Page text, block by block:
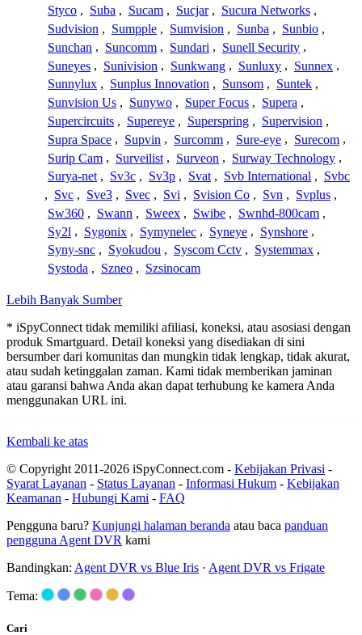
Styco , Suba , Sucam , Sucjar , Sucura Networks ,
Sudvision , Sumpple , Sumvision , Sunba , Sunbio ,
Sunchan , Suncomm , Sundari , Sunell Security ,
Suneyes , Sunivision , Sunkwang , Sunluxy , Sunnex ,
Sunnylux , Sunplus Innovation , Sunsom , Suntek ,
Sunvision Us , Sunywo , Super Focus , Supera ,
Supercircuits , Supereye , Superspring , Supervision ,
Supra Space , Supvin , Surcomm , Sure-eye , Surecom ,
Surip Cam , Surveilist , Surveon , Surway Technology ,
Surya-net , Sv3c , Sv3p , Svat , Svb International , Svbc
, Svc , Sve3 , Svec , Svi , Svision Co , Svn , Svplus ,
Sw360 , Swann , Sweex , Swibe , Swnhd-800cam ,
Sy2l , Sygonix , Symynelec , Syneye , Synshore ,
Syny-snc , Syokudou , Syscom Cctv , Systemmax ,
Systoda , Szneo , Szsinocam
Lebih Banyak Sumber
* iSpyConnect tidak memiliki afiliasi, koneksi, atau asosiasi dengan
produk Smartguard. Detail koneksi yang disediakan di sini
bersumber dari komunitas dan mungkin tidak lengkap, tidak akurat,
atau sudah ketinggalan zaman. Kami tidak memberikan jaminan
atau garansi bahwa Anda akan dapat terhubung ke kamera Anda
menggunakan URL ini.
Kembali ke atas
© Copyright 2011-2026 iSpyConnect.com - Kebijakan Privasi -
Syarat Layanan - Status Layanan - Informasi Hukum - Kebijakan
Keamanan - Hubungi Kami - FAQ
Pengguna baru? Kunjungi halaman beranda atau baca panduan
pengguna Agent DVR kami
Bandingkan: Agent DVR vs Blue Iris · Agent DVR vs Frigate
Tema:
Cari